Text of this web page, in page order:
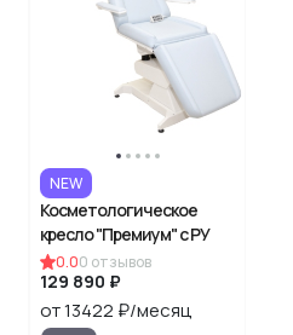
NEW
Косметологическое
кресло "Премиум" с РУ
0.00 отзывов
129 890 ₽
от 13422 ₽/месяц